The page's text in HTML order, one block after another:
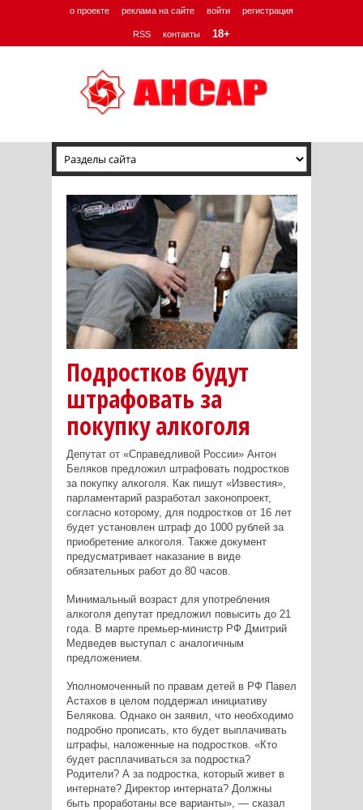
о проекте реклама на сайте войти регистрация
RSS контакты 18+
Подростков будут
штрафовать за
покупку алкоголя
Депутат от «Справедливой России» Антон
Беляков предложил штрафовать подростков
за покупку алкоголя. Как пишут «Известия»,
парламентарий разработал законопроект,
согласно которому, для подростков от 16 лет
будет установлен штраф до 1000 рублей за
приобретение алкоголя. Также документ
предусматривает наказание в виде
обязательных работ до 80 часов.
Минимальный возраст для употребления
алкоголя депутат предложил повысить до 21
года. В марте премьер-министр РФ Дмитрий
Медведев выступал с аналогичным
предложением.
Уполномоченный по правам детей в РФ Павел
Астахов в целом поддержал инициативу
Белякова. Однако он заявил, что необходимо
подробно прописать, кто будет выплачивать
штрафы, наложенные на подростков. «Кто
будет расплачиваться за подростка?
Родители? А за подростка, который живет в
интернате? Директор интерната? Должны
быть проработаны все варианты», — сказал